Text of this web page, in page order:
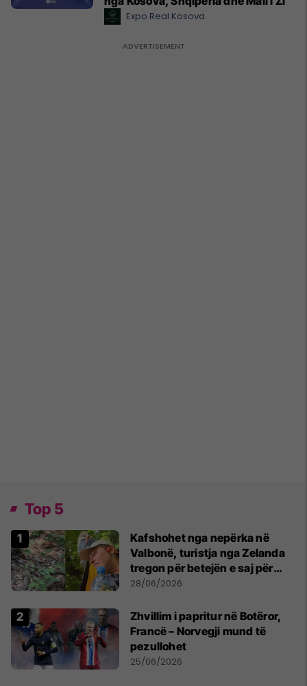
Expo Real Kosova
Top 5
Kafshohet nga nepërka në
Valbonë, turistja nga Zelanda
tregon për betejën e saj për
mbijetesë
28/06/2026
Zhvillim i papritur në Botëror,
Francë – Norvegji mund të
pezullohet
25/06/2026